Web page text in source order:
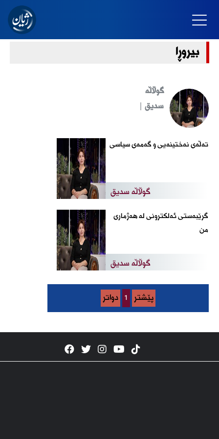
بیروڕا
گوڵاڵە
سدیق |
تەڵەی نەختینەیی و گەمەی سیاسی
گوڵاڵە سدیق
گرێبەستی ئەلکترونی لە هەژماری
من
گوڵاڵە سدیق
پێشتر 1 دواتر